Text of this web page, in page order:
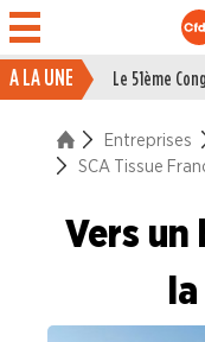
ACTUALITÉ
ENTREPRISES
Branche Chimie
Branche Papier
A LA UNE Le 51ème
Entreprises
SCA Tissue
Vers un